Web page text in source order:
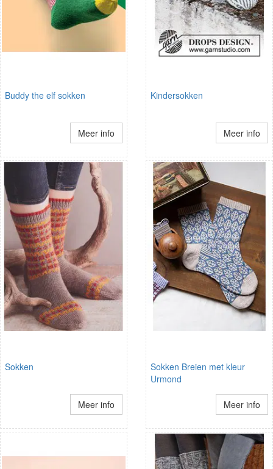
Buddy the elf sokken
Meer info
Kindersokken
Meer info
Sokken
Meer info
Sokken Breien met kleur
Urmond
Meer info